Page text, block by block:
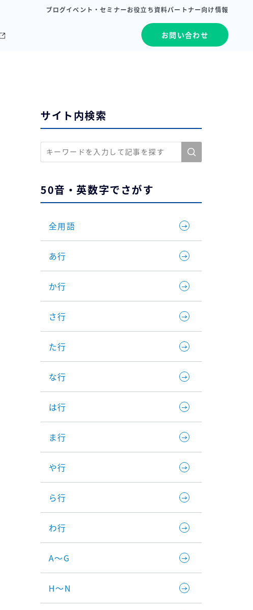
ブログイベント・セミナーお役立ち資料パートナー向け情報
お問い合わせ
サイト内検索
50音・英数字でさがす
全用語
あ行
か行
さ行
た行
な行
は行
ま行
や行
ら行
わ行
A～G
H～N